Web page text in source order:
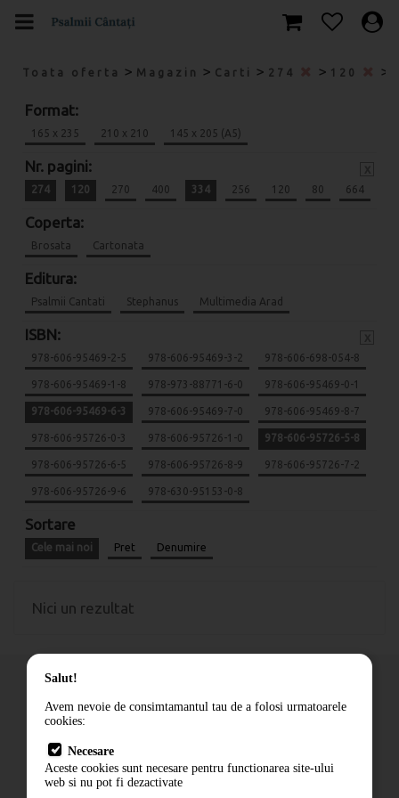
Toata oferta > Magazin > Carti > 274 > 120 >
Format:
165 x 235 210 x 210 145 x 205 (A5)
Nr. pagini:
274 120 270 400 334 256 120 80 664
Coperta:
Brosata Cartonata
Editura:
Psalmii Cantati Stephanus Multimedia Arad
ISBN:
978-606-95469-2-5 978-606-95469-3-2 978-606-698-054-8
978-606-95469-1-8 978-973-88771-6-0 978-606-95469-0-1
978-606-95469-6-3 978-606-95469-7-0 978-606-95469-8-7
978-606-95726-0-3 978-606-95726-1-0 978-606-95726-5-8
978-606-95726-6-5 978-606-95726-8-9 978-606-95726-7-2
978-606-95726-9-6 978-630-95153-0-8
Sortare
Cele mai noi Pret Denumire
Nici un rezultat
Cum comand
Livrare
Contact
Salut!
Avem nevoie de consimtamantul tau de a folosi urmatoarele
cookies:
Necesare
Aceste cookies sunt necesare pentru functionarea site-ului
web si nu pot fi dezactivate